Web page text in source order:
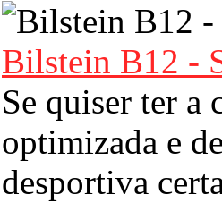
Bilstein B12 -
Se quiser ter a
optimizada e
desportiva